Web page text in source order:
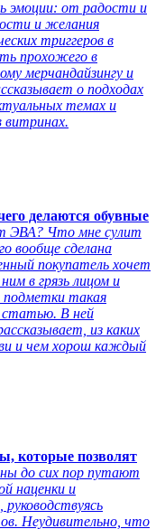
эмоции: от радости и
и желания
триггеров в
прохожего в
мерчандайзингу и
о подходах
темах и
витринах.
делаются обувные
ЭВА? Что мне сулит
вообще сделана
покупатель хочет
в грязь лицом и
подметки такая
статью. В ней
из каких
и чем хорош каждый
которые позволят
до сих пор путают
наценки и
Неудивительно, что